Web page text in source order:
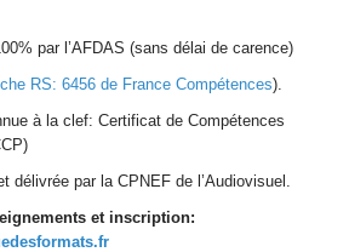
par l’AFDAS (sans délai de carence)
RS: 6456 de France Compétences).
à la clef: Certificat de Compétences
délivrée par la CPNEF de l’Audiovisuel.
et inscription: